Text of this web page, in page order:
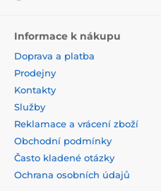
Informace k nákupu
Doprava a platba
Prodejny
Kontakty
Služby
Reklamace a vrácení zboží
Obchodní podmínky
Často kladené otázky
Ochrana osobních údajů